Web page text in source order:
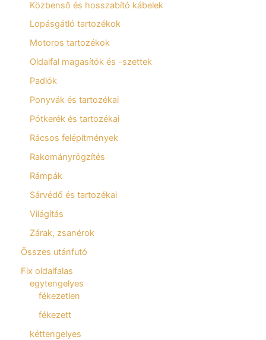
Közbenső és hosszabító kábelek
Lopásgátló tartozékok
Motoros tartozékok
Oldalfal magasítók és -szettek
Padlók
Ponyvák és tartozékai
Pótkerék és tartozékai
Rácsos felépítmények
Rakományrögzítés
Rámpák
Sárvédő és tartozékai
Világítás
Zárak, zsanérok
Összes utánfutó
Fix oldalfalas
egytengelyes
fékezetlen
fékezett
kéttengelyes